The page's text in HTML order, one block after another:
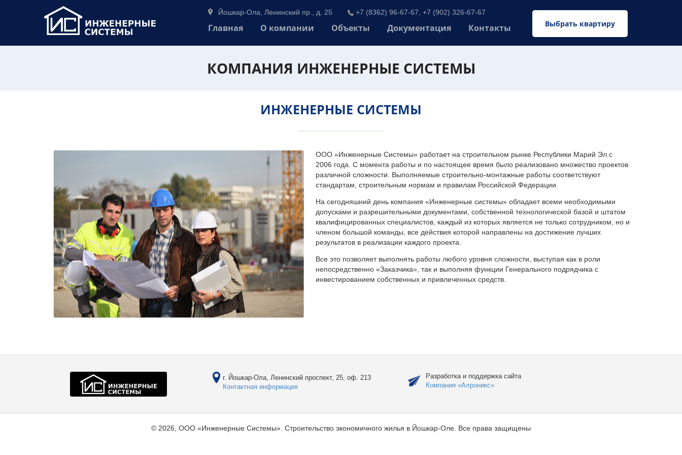
Выбрать квартиру
Йошкар-Ола, Ленинский пр., д. 25 +7 (8362) 96-67-67, +7 (902) 326-67-67
Главная О компании Объекты Документация Контакты
КОМПАНИЯ ИНЖЕНЕРНЫЕ СИСТЕМЫ
ИНЖЕНЕРНЫЕ СИСТЕМЫ
ООО «Инженерные Системы» работает на строительном рынке Республики Марий Эл с
2006 года. С момента работы и по настоящее время было реализовано множество проектов
различной сложности. Выполняемые строительно-монтажные работы соответствуют
стандартам, строительным нормам и правилам Российской Федерации.
На сегодняшний день компания «Инженерные системы» обладает всеми необходимыми
допусками и разрешительными документами, собственной технологической базой и штатом
квалифицированных специалистов, каждый из которых является не только сотрудником, но и
членом большой команды, все действия которой направлены на достижение лучших
результатов в реализации каждого проекта.
Все это позволяет выполнять работы любого уровня сложности, выступая как в роли
непосредственно «Заказчика», так и выполняя функции Генерального подрядчика с
инвестированием собственных и привлеченных средств.
г. Йошкар-Ола, Ленинский проспект, 25, оф. 213
Контактная информация
Разработка и поддержка сайта
Компания «Алроникс»
© 2026, ООО «Инженерные Системы». Строительство экономичного жилья в Йошкар-Оле. Все права защищены